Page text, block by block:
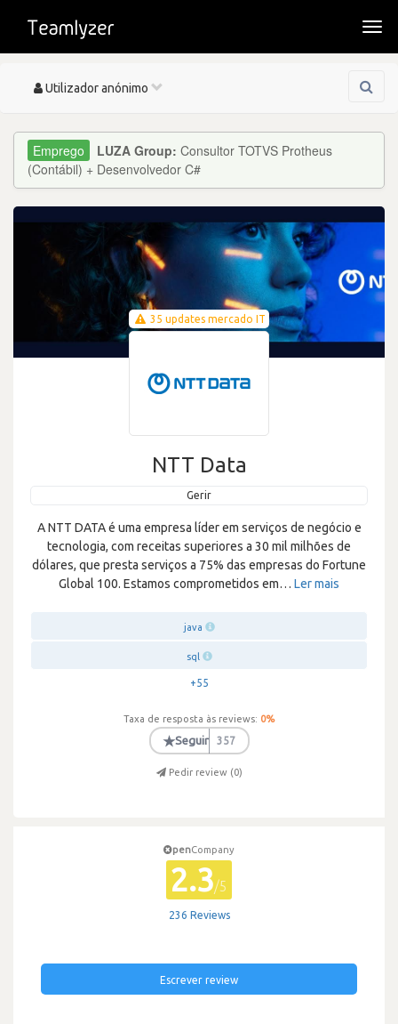
Toggle
Utilizador anónimo
LUZA Group: Consultor TOTVS Protheus
(Contábil) + Desenvolvedor C#
35 updates mercado IT
NTT Data
Gerir
A NTT DATA é uma empresa líder em serviços de negócio e
tecnologia, com receitas superiores a 30 mil milhões de
dólares, que presta serviços a 75% das empresas do Fortune
Global 100. Estamos comprometidos em… Ler mais
java
sql
+55
Taxa de resposta às reviews: 0%
★Seguir 357
Pedir review (0)
penCompany
2.3/5
236 Reviews
Escrever review